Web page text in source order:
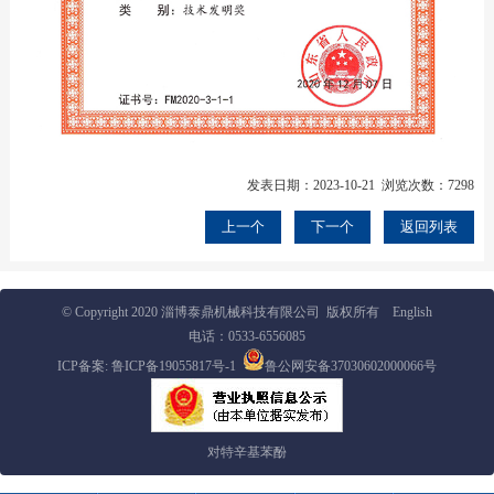
发表日期：2023-10-21 浏览次数：7298
上一个 下一个 返回列表
© Copyright 2020 淄博泰鼎机械科技有限公司 版权所有 English
电话： 0533-6556085
ICP备案: 鲁ICP备19055817号-1 鲁公网安备37030602000066号
对特辛基苯酚